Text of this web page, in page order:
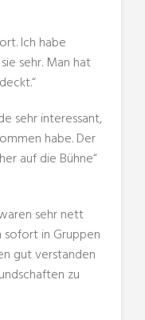
Ich habe
sehr. Man hat
sehr interessant,
habe. Der
auf die Bühne“
sehr nett
sofort in Gruppen
gut verstanden
zu